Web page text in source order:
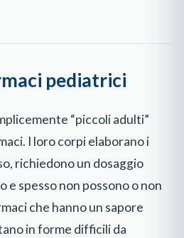
pediatrici
“piccoli adulti”
I loro corpi elaborano i
richiedono un dosaggio
e spesso non possono o non
che hanno un sapore
in forme difficili da